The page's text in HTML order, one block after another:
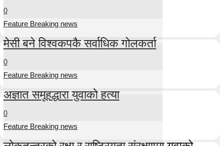
0
Feature Breaking news
मेसी बने विश्वकपकै सर्वाधिक गोलकर्ता
0
Feature Breaking news
अज्ञात समूहद्धारा युवाको हत्या
0
Feature Breaking news